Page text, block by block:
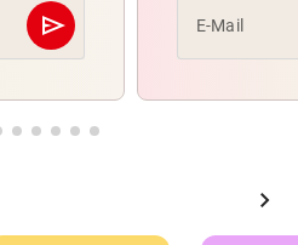
send
Abschicken E-Mail
chevron_right